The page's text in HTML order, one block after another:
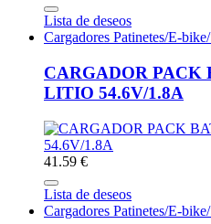
Lista de deseos
Cargadores Patinetes/E-
CARGADOR PACK
LITIO 54.6V/1.8A
41.59 €
Lista de deseos
Cargadores Patinetes/E-